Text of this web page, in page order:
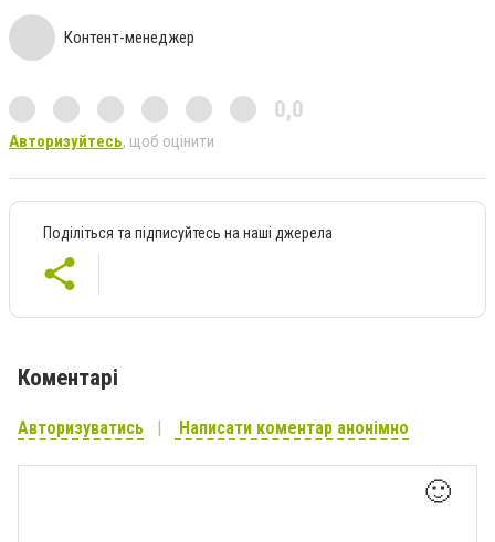
Контент-менеджер
0,0
Авторизуйтесь, щоб оцінити
Поділіться та підписуйтесь на наші джерела
Коментарі
Авторизуватись Написати коментар анонімно
🙂